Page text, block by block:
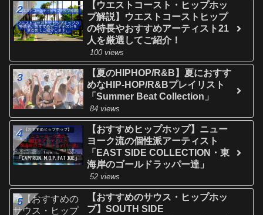
【ウエストコースト・ヒップホッ
プ解説】ウエストコーストヒップ
の特長やおすすめアーティスト21
人を厳選してご紹介！
100 views
【夏のHIPHOP/R&B】夏におすす
めなHIP-HOP/R&Bプレイリスト
「Summer Beat Collection」
84 views
【おすすめヒップホップ】ニュー
ヨーク流の個性派アーティスト
「EAST SIDE COLLECTION・東
海岸のゴールドラッパー達」
52 views
【おすすめのサウス・ヒップホッ
プ】SOUTH SIDE